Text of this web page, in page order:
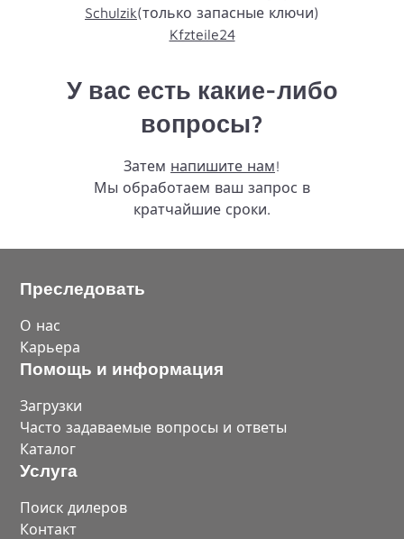
Auto Shop 100
Fachhändler
25746 Heide
info@autoshop100.de
0Km
Fachhändler
45359 Essen
www.autobedarf-meyer.de
Autohaus Burkard GmbH
0Km
Am Niederholz 45
034297/670-0
Schulzik(только запасные ключи)
Kfzteile24
У вас есть какие-либо
вопросы?
Затем напишите нам!
Мы обработаем ваш запрос в
кратчайшие сроки.
Преследовать
О нас
Карьера
Помощь и информация
Загрузки
Часто задаваемые вопросы и ответы
Каталог
Услуга
Поиск дилеров
Контакт